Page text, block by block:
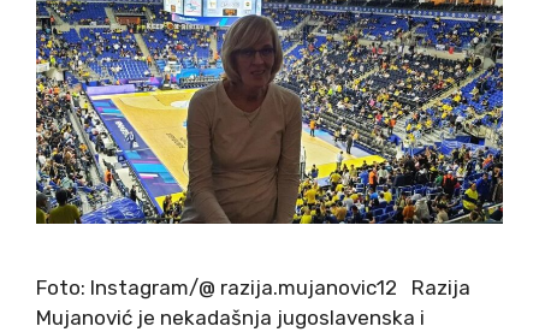
Foto: Instagram/@ razija.mujanovic12 Razija
Mujanović je nekadašnja jugoslavenska i